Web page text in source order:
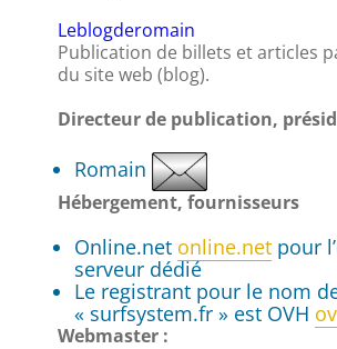
Leblogderomain
Publication de billets et articles
du site web (blog).
Directeur de publication,
Romain
Hébergement, fournisseurs
Online.net online.net pour
serveur dédié
Le registrant pour le nom
« surfsystem.fr » est OVH
Webmaster :